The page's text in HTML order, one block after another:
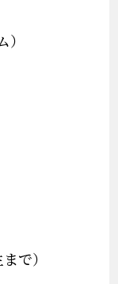
で）